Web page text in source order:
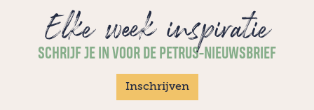
Elke week inspiratie
SCHRIJF JE IN VOOR DE PETRUS-NIEUWSBRIEF
Inschrijven